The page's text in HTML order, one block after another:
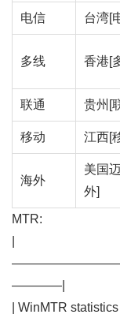
电信 台湾[
多线 香港[
联通 贵州[
移动 江西[
海外
美国
外]
MTR:
————|
| WinMTR statistics |